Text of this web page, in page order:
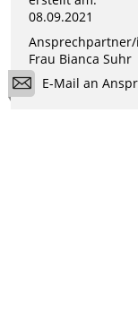
08.09.2021
Frau Bianca Suhr
E-Mail an